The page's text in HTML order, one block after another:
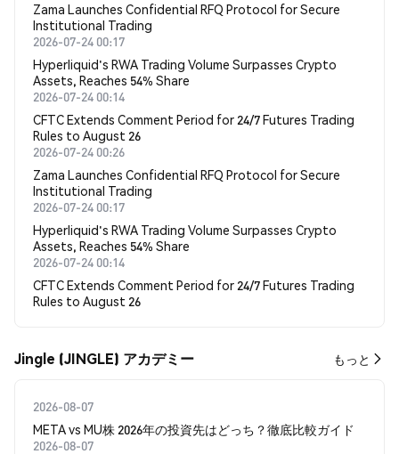
Zama Launches Confidential RFQ Protocol for Secure
Institutional Trading
2026-07-24 00:17
Hyperliquid's RWA Trading Volume Surpasses Crypto
Assets, Reaches 54% Share
2026-07-24 00:14
CFTC Extends Comment Period for 24/7 Futures Trading
Rules to August 26
2026-07-24 00:26
Zama Launches Confidential RFQ Protocol for Secure
Institutional Trading
2026-07-24 00:17
Hyperliquid's RWA Trading Volume Surpasses Crypto
Assets, Reaches 54% Share
2026-07-24 00:14
CFTC Extends Comment Period for 24/7 Futures Trading
Rules to August 26
Jingle (JINGLE) アカデミー もっと
2026-08-07
META vs MU株 2026年の投資先はどっち？徹底比較ガイド
2026-08-07